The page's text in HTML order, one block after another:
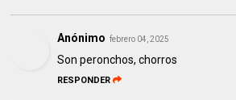
Anónimo febrero 04, 2025
Son peronchos, chorros
RESPONDER